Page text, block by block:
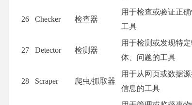
26 Checker 检查器
用于检查或验证正
工具
27 Detector 检测器
用于检测或发现特
体、问题的工具
28 Scraper 爬虫/抓取器
用于从网页或数据源
信息的工具